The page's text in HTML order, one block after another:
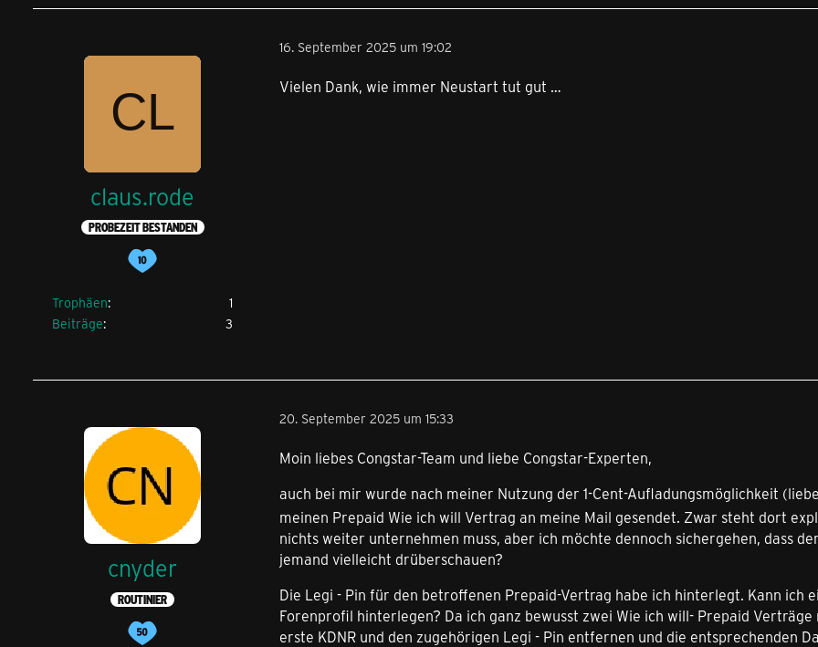
claus.rode
PROBEZEIT BESTANDEN
Trophäen
1
Beiträge
3
16. September 2025 um 19:02
Vielen Dank, wie immer Neustart tut gut …
cnyder
ROUTINIER
20. September 2025 um 15:33
Moin liebes Congstar-Team und liebe Congstar-Experten,
auch bei mir wurde nach meiner Nutzung der 1-Cent-Aufladungsmöglichkeit
meinen Prepaid Wie ich will Vertrag an meine Mail gesendet. Zwar steht dort
nichts weiter unternehmen muss, aber ich möchte dennoch sichergehen, dass
jemand vielleicht drüberschauen?
Die Legi - Pin für den betroffenen Prepaid-Vertrag habe ich hinterlegt. Kann ich
Forenprofil hinterlegen? Da ich ganz bewusst zwei Wie ich will- Prepaid
erste KDNR und den zugehörigen Legi - Pin entfernen und die entsprechenden